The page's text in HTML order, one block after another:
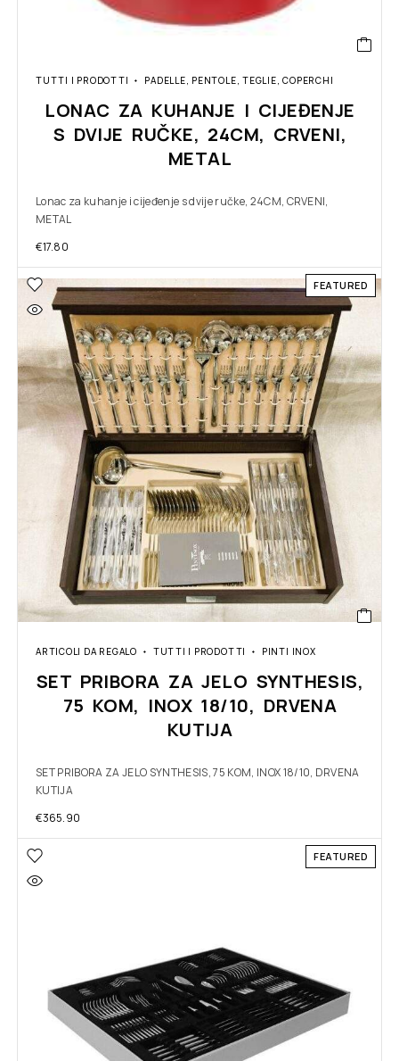
TUTTI I PRODOTTI PADELLE, PENTOLE, TEGLIE, COPERCHI
LONAC ZA KUHANJE I CIJEĐENJE
S DVIJE RUČKE, 24CM, CRVENI,
METAL
Lonac za kuhanje i cijeđenje s dvije ručke, 24CM, CRVENI,
METAL
€17.80
FEATURED
ARTICOLI DA REGALO TUTTI I PRODOTTI PINTI INOX
SET PRIBORA ZA JELO SYNTHESIS,
75 KOM, INOX 18/10, DRVENA
KUTIJA
SET PRIBORA ZA JELO SYNTHESIS, 75 KOM, INOX 18/10, DRVENA
KUTIJA
€365.90
FEATURED